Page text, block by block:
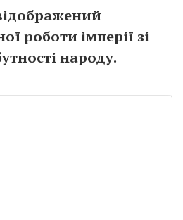
роботи імперії зі
народу.